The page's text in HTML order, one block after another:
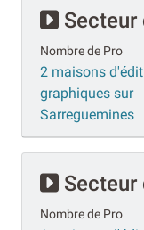
Secteur
Nombre de Pro
2 maisons
graphiques sur
Sarreguemines
Secteur
Nombre de Pro